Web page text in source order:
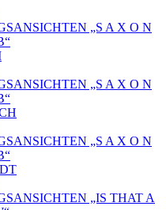
„S A X O N
„S A X O N
„S A X O N
„IS THAT A